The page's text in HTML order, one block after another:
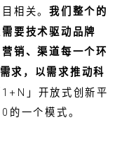
相关。我们整个的
要技术驱动品牌
销、渠道每一个环
求，以需求推动科
」开放式创新平
的一个模式。